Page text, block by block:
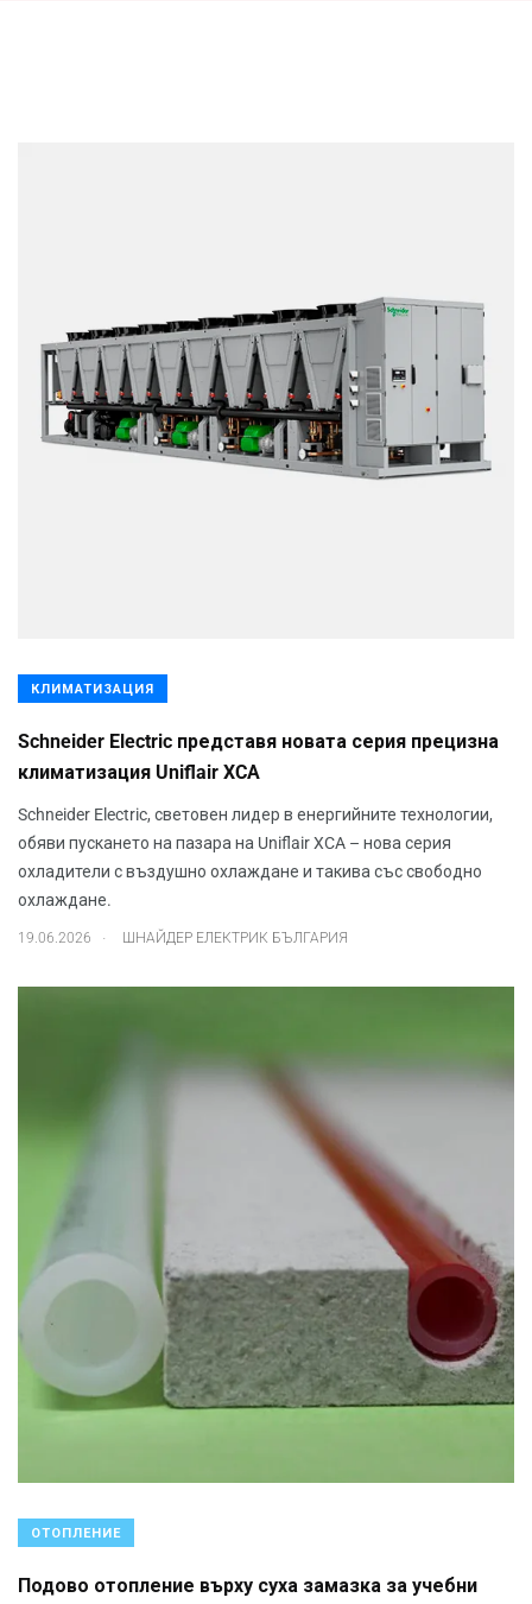
КЛИМАТИЗАЦИЯ
Schneider Electric представя новата серия прецизна
климатизация Uniflair XCA
Schneider Electric, световен лидер в енергийните технологии,
обяви пускането на пазара на Uniflair XCA – нова серия
охладители с въздушно охлаждане и такива със свободно
охлаждане.
19.06.2026 . ШНАЙДЕР ЕЛЕКТРИК БЪЛГАРИЯ
ОТОПЛЕНИЕ
Подово отопление върху суха замазка за учебни